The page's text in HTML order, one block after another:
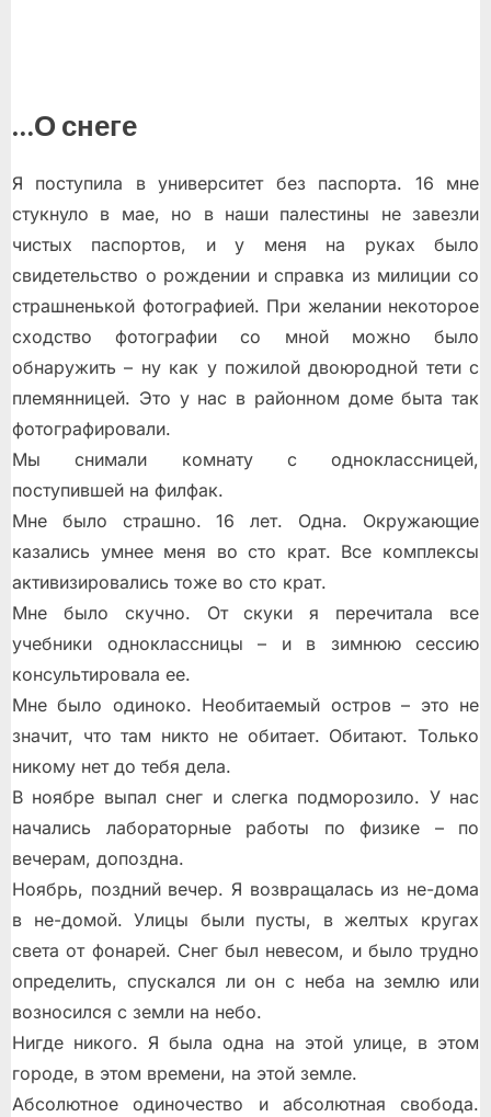
…О снеге
Я поступила в университет без паспорта. 16 мне
стукнуло в мае, но в наши палестины не завезли
чистых паспортов, и у меня на руках было
свидетельство о рождении и справка из милиции со
страшненькой фотографией. При желании некоторое
сходство фотографии со мной можно было
обнаружить – ну как у пожилой двоюродной тети с
племянницей. Это у нас в районном доме быта так
фотографировали.
Мы снимали комнату с одноклассницей,
поступившей на филфак.
Мне было страшно. 16 лет. Одна. Окружающие
казались умнее меня во сто крат. Все комплексы
активизировались тоже во сто крат.
Мне было скучно. От скуки я перечитала все
учебники одноклассницы – и в зимнюю сессию
консультировала ее.
Мне было одиноко. Необитаемый остров – это не
значит, что там никто не обитает. Обитают. Только
никому нет до тебя дела.
В ноябре выпал снег и слегка подморозило. У нас
начались лабораторные работы по физике – по
вечерам, допоздна.
Ноябрь, поздний вечер. Я возвращалась из не-дома
в не-домой. Улицы были пусты, в желтых кругах
света от фонарей. Снег был невесом, и было трудно
определить, спускался ли он с неба на землю или
возносился с земли на небо.
Нигде никого. Я была одна на этой улице, в этом
городе, в этом времени, на этой земле.
Абсолютное одиночество и абсолютная свобода.